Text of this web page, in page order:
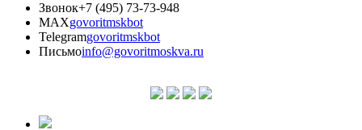
Звонок+7 (495) 73-73-948
MAXgovoritmskbot
Telegramgovoritmskbot
Письмоinfo@govoritmoskva.ru